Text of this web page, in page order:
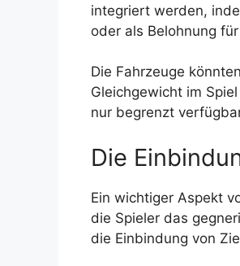
integriert werden,
oder als Belohnung
Die Fahrzeuge
Gleichgewicht im
nur begrenzt
Die
Ein wichtiger Aspekt
die Spieler das
die Einbindung von